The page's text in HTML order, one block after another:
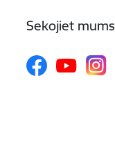
Sekojiet mums